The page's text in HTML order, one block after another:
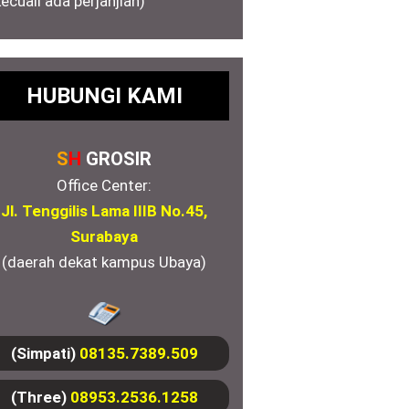
HUBUNGI KAMI
SH GROSIR
Office Center:
Jl. Tenggilis Lama IIIB No.45,
Surabaya
(daerah dekat kampus Ubaya)
(Simpati) 08135.7389.509
(Three) 08953.2536.1258